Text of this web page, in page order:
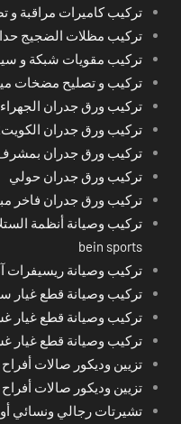
تركيب كاميرات مراقبة و
تركيب مظلات الضجيج
تركيب مقويات شبكة و
تركيب و تصليح مضخات
تركيب ورق جدران
تركيب ورق جدران الكويت66405052
تركيب ورق جدران
تركيب ورق جدران حولي
تركيب ورق جدران فاخر
تركيب وصيانة أنظمة
bein sports
تركيب وصيانة ريسيفرات
تركيب وصيانة قطع غيار
تركيب وصيانة قطع غيار
تركيب وصيانة قطع غيار
تزيين وديكور صالات
تزيين وديكور صالات
تشيرتات رجالي ونسائي